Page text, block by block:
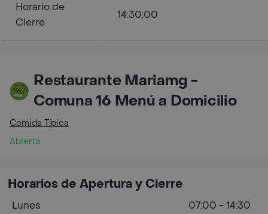
Horario de
Cierre
14:30:00
Restaurante Mariamg -
Comuna 16 Menú a Domicilio
Comida Típica
Abierto
Horarios de Apertura y Cierre
Lunes
07:00 - 14:30